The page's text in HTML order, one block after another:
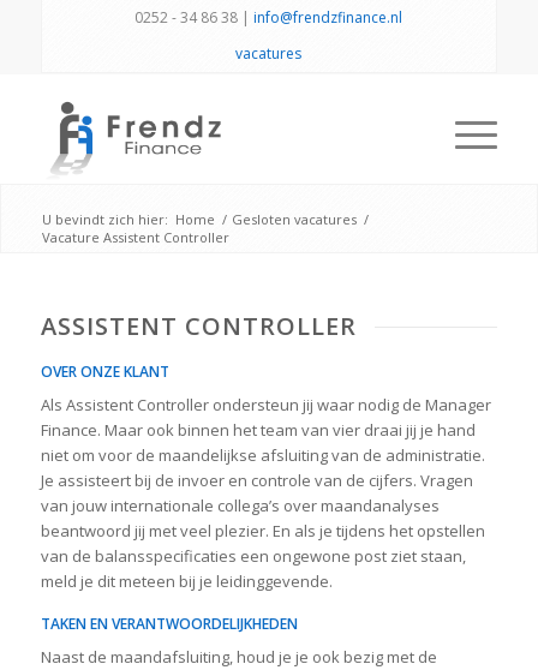
0252 - 34 86 38 |info@frendzfinance.nl
vacatures
U bevindt zich hier: Home / Gesloten vacatures /
Vacature Assistent Controller
ASSISTENT CONTROLLER
OVER ONZE KLANT
Als Assistent Controller ondersteun jij waar nodig de Manager
Finance. Maar ook binnen het team van vier draai jij je hand
niet om voor de maandelijkse afsluiting van de administratie.
Je assisteert bij de invoer en controle van de cijfers. Vragen
van jouw internationale collega’s over maandanalyses
beantwoord jij met veel plezier. En als je tijdens het opstellen
van de balansspecificaties een ongewone post ziet staan,
meld je dit meteen bij je leidinggevende.
TAKEN EN VERANTWOORDELIJKHEDEN
Naast de maandafsluiting, houd je je ook bezig met de